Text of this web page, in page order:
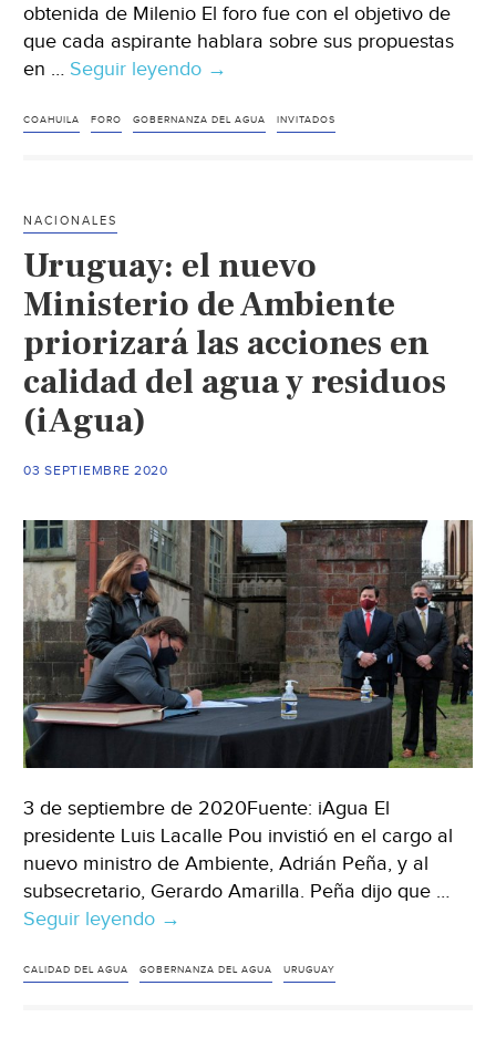
obtenida de Milenio El foro fue con el objetivo de
que cada aspirante hablara sobre sus propuestas
en … Seguir leyendo Coahuila-
Torreón,
Agua
y
asiste
uno
de
los
→
COAHUILA FORO GOBERNANZA DEL AGUA INVITADOS
NACIONALES
Uruguay: el nuevo
Ministerio de Ambiente
priorizará las acciones en
calidad del agua y residuos
(iAgua)
03 SEPTIEMBRE 2020
3 de septiembre de 2020Fuente: iAgua El
presidente Luis Lacalle Pou invistió en el cargo al
nuevo ministro de Ambiente, Adrián Peña, y al
subsecretario, Gerardo Amarilla. Peña dijo que …
Seguir leyendo Uruguay:
nuevo
→
CALIDAD DEL AGUA GOBERNANZA DEL AGUA URUGUAY